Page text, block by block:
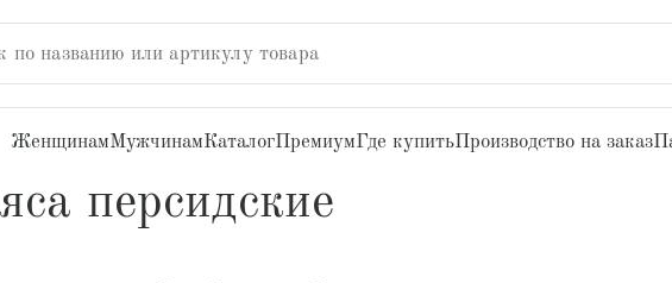
по названию или артикулу товара
ЖенщинамМужчинамКаталогПремиумГде купитьПроизводство на заказ
персидские